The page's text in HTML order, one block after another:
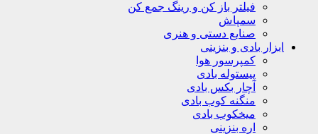
فیلتر باز کن و رینگ جمع کن
سمپاش
صنایع دستی و هنری
ابزار بادی و بنزینی
کمپرسور هوا
پیستوله بادی
آچار بکس بادی
منگنه کوب بادی
میخکوب بادی
اره بنزینی